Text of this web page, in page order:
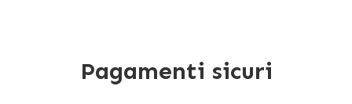
Pagamenti sicuri